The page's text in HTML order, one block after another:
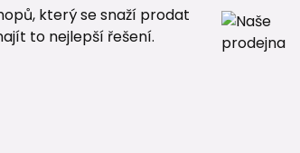
který se snaží prodat
to nejlepší řešení.